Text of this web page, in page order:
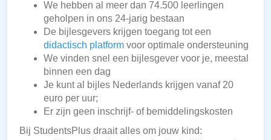
We hebben al meer dan 74.500 leerlingen
geholpen in ons 24-jarig bestaan
De bijlesgevers krijgen toegang tot een
didactisch platform voor optimale ondersteuning
We vinden snel een bijlesgever voor je, meestal
binnen een dag
Je kunt al bijles Nederlands krijgen vanaf 20
euro per uur;
Er zijn geen inschrijf- of bemiddelingskosten
Bij StudentsPlus draait alles om jouw kind: